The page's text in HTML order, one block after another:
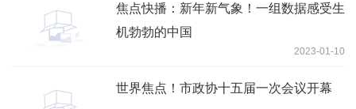
焦点快播：新年新气象！一组数据感受生
机勃勃的中国
2023-01-10
世界焦点！市政协十五届一次会议开幕